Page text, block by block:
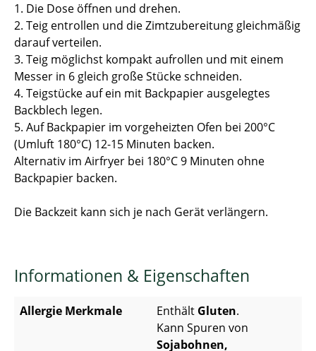
1. Die Dose öffnen und drehen.
2. Teig entrollen und die Zimtzubereitung gleichmäßig
darauf verteilen.
3. Teig möglichst kompakt aufrollen und mit einem
Messer in 6 gleich große Stücke schneiden.
4. Teigstücke auf ein mit Backpapier ausgelegtes
Backblech legen.
5. Auf Backpapier im vorgeheizten Ofen bei 200°C
(Umluft 180°C) 12-15 Minuten backen.
Alternativ im Airfryer bei 180°C 9 Minuten ohne
Backpapier backen.
Die Backzeit kann sich je nach Gerät verlängern.
Informationen & Eigenschaften
Allergie Merkmale Enthält Gluten.
Kann Spuren von
Sojabohnen,